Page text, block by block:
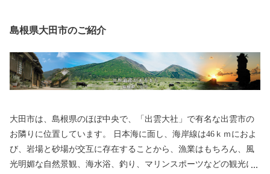
島根県大田市のご紹介
大田市は、島根県のほぼ中央で、「出雲大社」で有名な出雲市の
お隣りに位置しています。 日本海に面し、海岸線は46ｋｍにおよ
び、岩場と砂場が交互に存在することから、漁業はもちろん、風
光明媚な自然景観、海水浴、釣り、マリンスポーツなどの観光に